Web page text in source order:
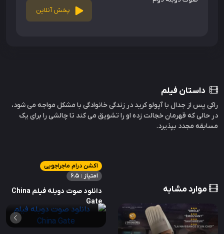
پخش آنلاین
داستان فیلم
راکی پس از جدال با آپولو کرید در زندگی خانوادگی با مشکل مواجه می شود،
در حالی که قهرمان خجالت زده او را تشویق می کند تا چالشی را برای یک
مسابقه مجدد بپذیرد.
موارد مشابه
اکشن درام ماجراجویی
امتیاز : 6.5
دانلود صوت دوبله فیلم China
Gate